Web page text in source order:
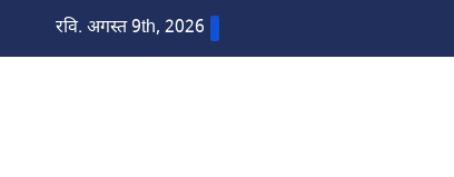
रवि. अगस्त 9th, 2026